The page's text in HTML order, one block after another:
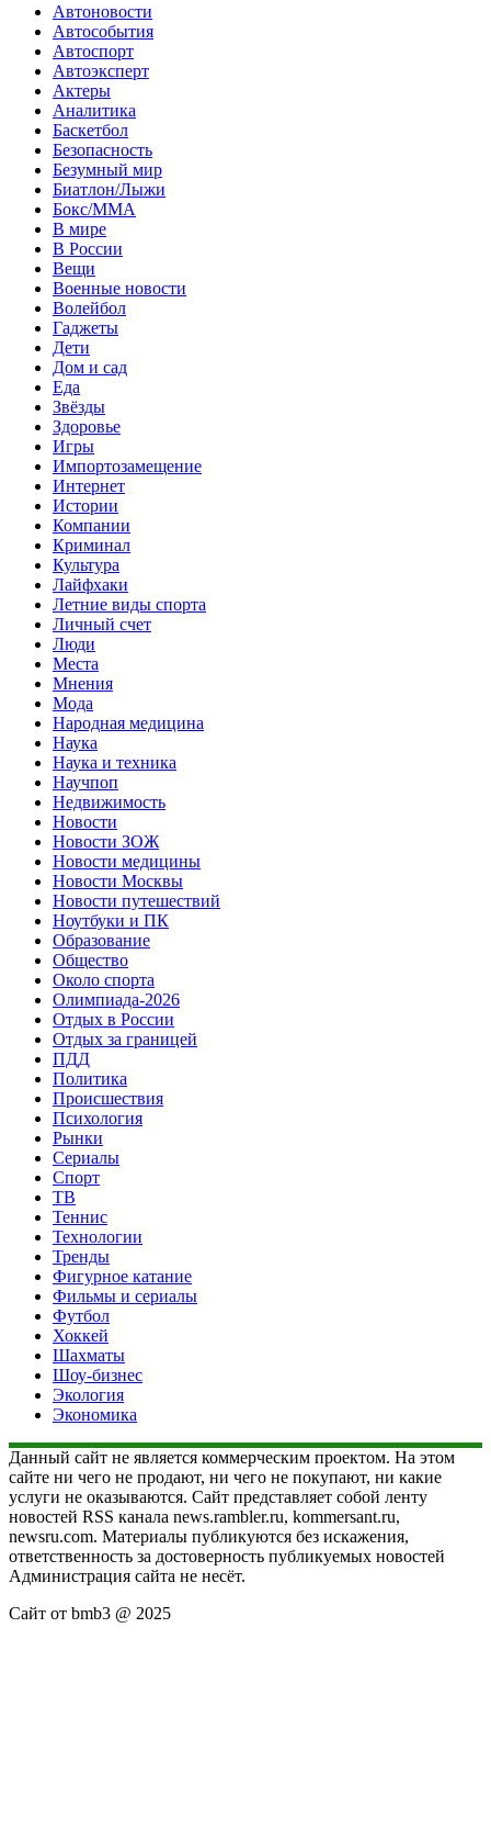
Автоновости
Автособытия
Автоспорт
Автоэксперт
Актеры
Аналитика
Баскетбол
Безопасность
Безумный мир
Биатлон/Лыжи
Бокс/MMA
В мире
В России
Вещи
Военные новости
Волейбол
Гаджеты
Дети
Дом и сад
Еда
Звёзды
Здоровье
Игры
Импортозамещение
Интернет
Истории
Компании
Криминал
Культура
Лайфхаки
Летние виды спорта
Личный счет
Люди
Места
Мнения
Мода
Народная медицина
Наука
Наука и техника
Научпоп
Недвижимость
Новости
Новости ЗОЖ
Новости медицины
Новости Москвы
Новости путешествий
Ноутбуки и ПК
Образование
Общество
Около спорта
Олимпиада-2026
Отдых в России
Отдых за границей
ПДД
Политика
Происшествия
Психология
Рынки
Сериалы
Спорт
ТВ
Теннис
Технологии
Тренды
Фигурное катание
Фильмы и сериалы
Футбол
Хоккей
Шахматы
Шоу-бизнес
Экология
Экономика
Данный сайт не является коммерческим проектом. На этом
сайте ни чего не продают, ни чего не покупают, ни какие
услуги не оказываются. Сайт представляет собой ленту
новостей RSS канала news.rambler.ru, kommersant.ru,
newsru.com. Материалы публикуются без искажения,
ответственность за достоверность публикуемых новостей
Администрация сайта не несёт.
Сайт от bmb3 @ 2025